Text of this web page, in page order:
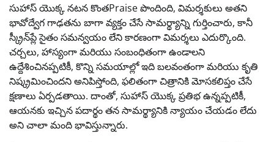
సుహాస్ యొక్క నటన కొంతPraise పొందింది, విమర్శకులు అతని
భావోద్వేగ గాఢతను బాగా వ్యక్తం చేసే సామర్థ్యాన్ని గుర్తించారు, కానీ
స్క్రీన్‌ప్లే సైతం సమన్వయం లేని కారణంగా విమర్శలు ఎదుర్కొంది.
చర్చలు, హాస్యంగా మరియు సంబంధితంగా ఉండాలని
ఉద్దేశించినప్పటికీ, కొన్ని సమయాల్లో ఇది బలవంతంగా మరియు కృతి
నిష్క్రమించిందని అనిపిస్తోంది, ఫలితంగా చిత్రానికి మోసకలిప్తం చేసే
క్షణాలు ఏర్పడతాయి. దాంతో, సుహాస్ యొక్క ప్రతిభ ఉన్నప్పటికీ,
ఆయనకు ఇచ్చిన పదార్థం తన సామర్థ్యానికి న్యాయం చేయడం లేదు
అని చాలా మంది భావిస్తున్నారు.